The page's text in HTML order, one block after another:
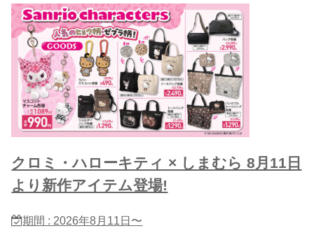
クロミ・ハローキティ × しまむら 8月11日
より新作アイテム登場!
期間 : 2026年8月11日〜